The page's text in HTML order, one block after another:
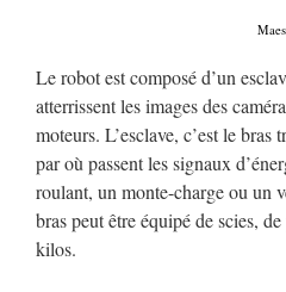
Le robot est composé d’un
atterrissent les images des
moteurs. L’esclave, c’est le
par où passent les signaux
roulant, un monte-charge ou un
bras peut être équipé de scies,
kilos.